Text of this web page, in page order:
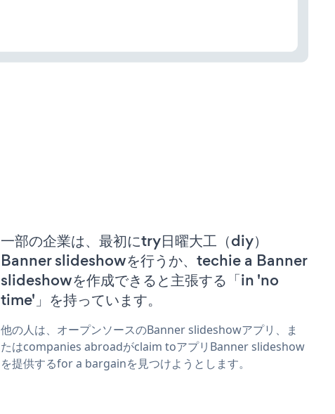
一部の企業は、最初にtry日曜大工（diy）
Banner slideshowを行うか、techie a Banner
slideshowを作成できると主張する「in 'no
time'」を持っています。
他の人は、オープンソースのBanner slideshowアプリ、ま
たはcompanies abroadがclaim toアプリBanner slideshow
を提供するfor a bargainを見つけようとします。